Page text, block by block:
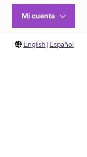
English | Español